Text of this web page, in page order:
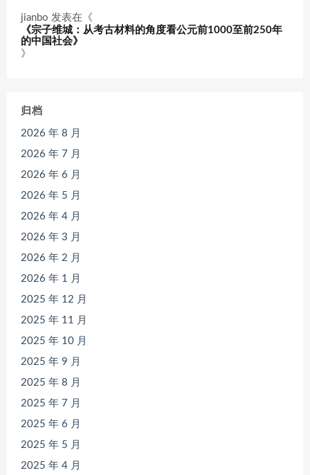
jianbo 发表在《
《宗子维城：从考古材料的角度看公元前1000至前250年
的中国社会》
》
归档
2026 年 8 月
2026 年 7 月
2026 年 6 月
2026 年 5 月
2026 年 4 月
2026 年 3 月
2026 年 2 月
2026 年 1 月
2025 年 12 月
2025 年 11 月
2025 年 10 月
2025 年 9 月
2025 年 8 月
2025 年 7 月
2025 年 6 月
2025 年 5 月
2025 年 4 月